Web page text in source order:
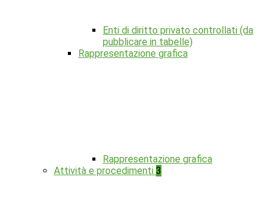
Enti di diritto privato controllati (da
pubblicare in tabelle)
Rappresentazione grafica
Rappresentazione grafica
Attività e procedimenti 3